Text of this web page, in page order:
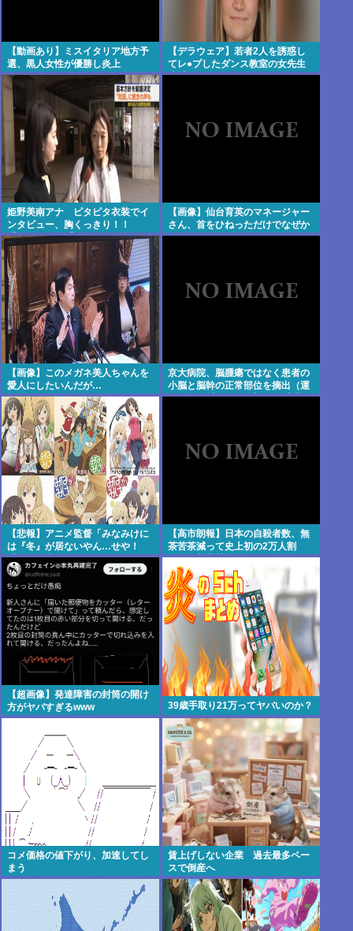
【動画あり】ミスイタリア地方予
選、黒人女性が優勝し炎上
【デラウェア】若者2人を誘惑し
てレ●プしたダンス教室の女先生
逮捕
姫野美南アナ ピタピタ衣装でイ
ンタビュー、胸くっきり！！
【GIF動画あり】
【画像】仙台育英のマネージャー
さん、首をひねっただけでなぜか
ウインクしたことにされてしまう
【画像】このメガネ美人ちゃんを
愛人にしたいんだが…
京大病院、脳腫瘍ではなく患者の
小脳と脳幹の正常部位を摘出（運
動と自発呼吸を司る部位） 患者は
【悲報】アニメ監督「みなみけに
は『冬』が居ないやん…せや！
『冬』の末っ子をアニメオリジナ
ルで出そ！」
【高市朗報】日本の自殺者数、無
茶苦茶減って史上初の2万人割
れ。無茶苦茶生きやすい国になっ
てる件www
【超画像】発達障害の封筒の開け
方がヤバすぎるwww
39歳手取り21万ってヤバいのか？
コメ価格の値下がり、加速してし
まう
賃上げしない企業 過去最多ペー
スで倒産へ